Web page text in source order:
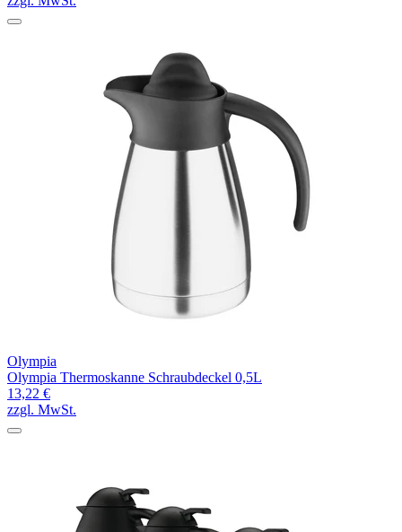
Olympia
Olympia Thermoskanne Schraubdeckel 0,5L
13,22 €
zzgl. MwSt.